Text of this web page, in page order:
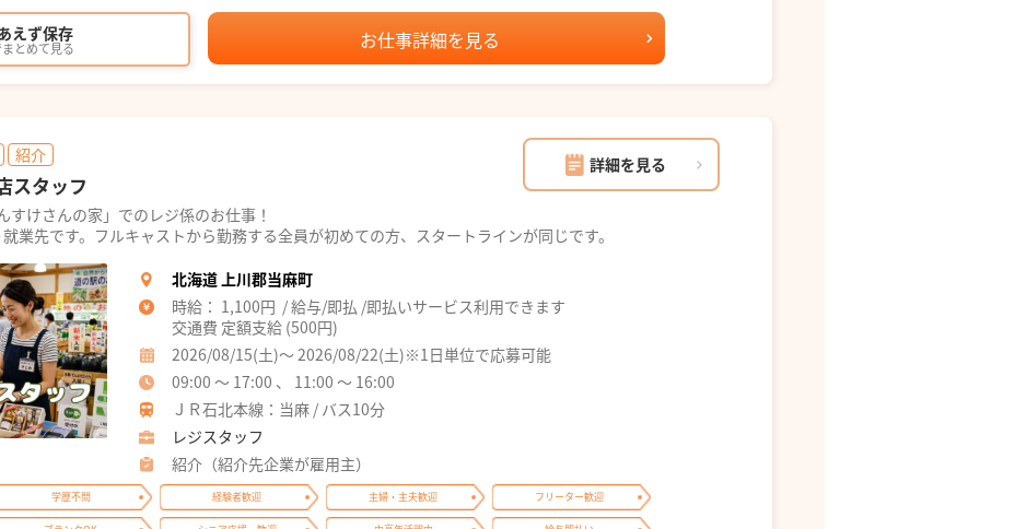
えず保存
とめて見る お仕事詳細を見る
紹介 詳細を見る
スタッフ
すけさんの家」でのレジ係のお仕事！
業先です。フルキャストから勤務する全員が初めての方、スタートラインが同じです。
北海道 上川郡当麻町
時給： 1,100円 / 給与/即払 /即払いサービス利用できます
交通費 定額支給 (500円)
2026/08/15(土)～ 2026/08/22(土)※1日単位で応募可能
09:00 ～ 17:00 、 11:00 ～ 16:00
ＪＲ石北本線：当麻 / バス10分
レジスタッフ
紹介（紹介先企業が雇用主）
学歴不問 経験者歓迎 主婦・主夫歓迎 フリーター歓迎